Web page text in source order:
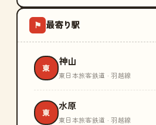
⚑ 最寄り駅
東
神山
東日本旅客鉄道 · 羽越線
東
水原
東日本旅客鉄道 · 羽越線